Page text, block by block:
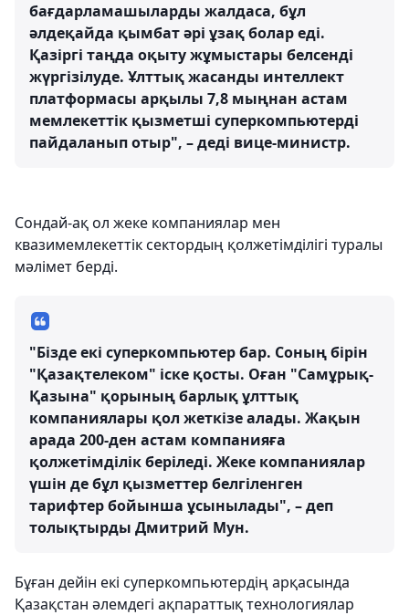
бағдарламашыларды жалдаса, бұл
әлдеқайда қымбат әрі ұзақ болар еді.
Қазіргі таңда оқыту жұмыстары белсенді
жүргізілуде. Ұлттық жасанды интеллект
платформасы арқылы 7,8 мыңнан астам
мемлекеттік қызметші суперкомпьютерді
пайдаланып отыр", – деді вице-министр.
Сондай-ақ ол жеке компаниялар мен
квазимемлекеттік сектордың қолжетімділігі туралы
мәлімет берді.
"Бізде екі суперкомпьютер бар. Соның бірін
"Қазақтелеком" іске қосты. Оған "Самұрық-
Қазына" қорының барлық ұлттық
компаниялары қол жеткізе алады. Жақын
арада 200-ден астам компанияға
қолжетімділік беріледі. Жеке компаниялар
үшін де бұл қызметтер белгіленген
тарифтер бойынша ұсынылады", – деп
толықтырды Дмитрий Мун.
Бұған дейін екі суперкомпьютердің арқасында
Қазақстан әлемдегі ақпараттық технологиялар